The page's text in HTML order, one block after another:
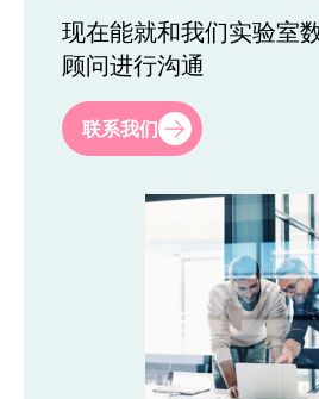
现在能就和我们实验室
顾问进行沟通
名*
联系我们